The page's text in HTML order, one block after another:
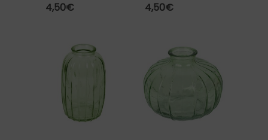
4,50€ 4,50€